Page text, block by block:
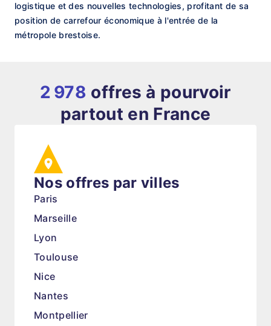
logistique et des nouvelles technologies, profitant de sa
position de carrefour économique à l'entrée de la
métropole brestoise.
2 978 offres à pourvoir
partout en France
Nos offres par villes
Paris
Marseille
Lyon
Toulouse
Nice
Nantes
Montpellier